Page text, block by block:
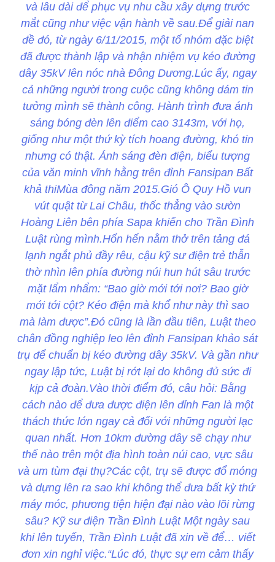
và lâu dài để phục vụ nhu cầu xây dựng trước
mắt cũng như việc vận hành về sau.Để giải nan
đề đó, từ ngày 6/11/2015, một tổ nhóm đặc biệt
đã được thành lập và nhận nhiệm vụ kéo đường
dây 35kV lên nóc nhà Đông Dương.Lúc ấy, ngay
cả những người trong cuộc cũng không dám tin
tưởng mình sẽ thành công. Hành trình đưa ánh
sáng bóng đèn lên điểm cao 3143m, với họ,
giống như một thứ kỳ tích hoang đường, khó tin
nhưng có thật. Ánh sáng đèn điện, biểu tượng
của văn minh vĩnh hằng trên đỉnh Fansipan Bất
khả thiMùa đông năm 2015.Gió Ô Quy Hồ vun
vút quật từ Lai Châu, thốc thẳng vào sườn
Hoàng Liên bên phía Sapa khiến cho Trần Đình
Luật rùng mình.Hổn hển nằm thở trên tảng đá
lạnh ngắt phủ đầy rêu, cậu kỹ sư điện trẻ thẫn
thờ nhìn lên phía đường núi hun hút sâu trước
mặt lẩm nhẩm: “Bao giờ mới tới nơi? Bao giờ
mới tới cột? Kéo điện mà khổ như này thì sao
mà làm được”.Đó cũng là lần đầu tiên, Luật theo
chân đồng nghiệp leo lên đỉnh Fansipan khảo sát
trụ để chuẩn bị kéo đường dây 35kV. Và gần như
ngay lập tức, Luật bị rớt lại do không đủ sức đi
kịp cả đoàn.Vào thời điểm đó, câu hỏi: Bằng
cách nào để đưa được điện lên đỉnh Fan là một
thách thức lớn ngay cả đối với những người lạc
quan nhất. Hơn 10km đường dây sẽ chạy như
thế nào trên một địa hình toàn núi cao, vực sâu
và um tùm đại thụ?Các cột, trụ sẽ được đổ móng
và dựng lên ra sao khi không thể đưa bất kỳ thứ
máy móc, phương tiện hiện đại nào vào lõi rừng
sâu? Kỹ sư điện Trần Đình Luật Một ngày sau
khi lên tuyến, Trần Đình Luật đã xin về để… viết
đơn xin nghỉ việc.“Lúc đó, thực sự em cảm thấy